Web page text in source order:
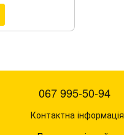
067 995-50-94
Контактна інформація